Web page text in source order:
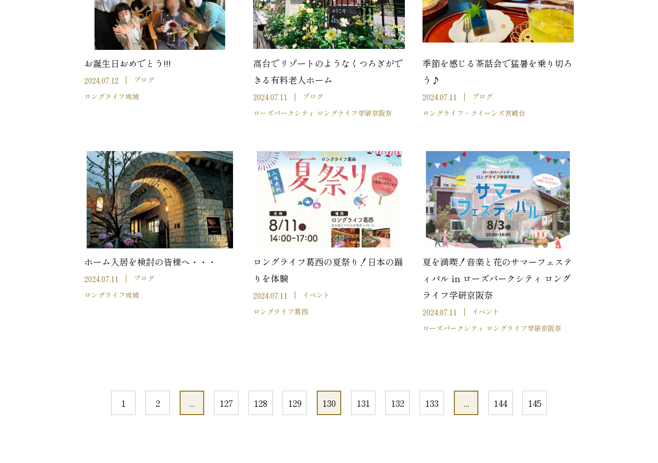
お誕生日おめでとう!!!
2024.07.12
ブログ
ロングライフ成城
高台でリゾートのようなくつろぎがで
きる有料老人ホーム
2024.07.11
ブログ
ローズパークシティ ロングライフ学研京阪奈
季節を感じる茶話会で猛暑を乗り切ろ
う♪
2024.07.11
ブログ
ロングライフ・クイーンズ宮崎台
ホーム入居を検討の皆様へ・・・
2024.07.11
ブログ
ロングライフ成城
ロングライフ葛西の夏祭り！日本の踊
りを体験
2024.07.11
イベント
ロングライフ葛西
夏を満喫！音楽と花のサマーフェステ
ィバル in ローズパークシティ ロング
ライフ学研京阪奈
2024.07.11
イベント
ローズパークシティ ロングライフ学研京阪奈
1 2 ... 127 128 129 130 131 132 133 ... 144 145